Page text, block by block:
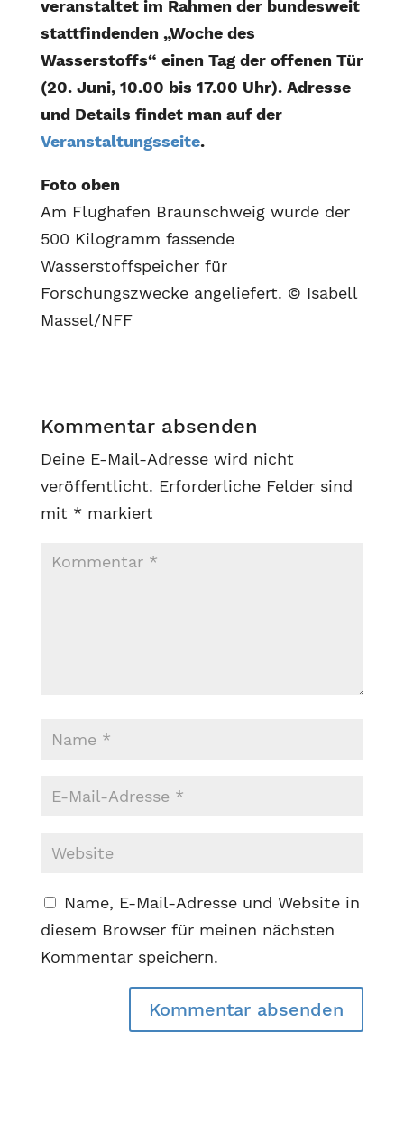
veranstaltet im Rahmen der bundesweit
stattfindenden „Woche des
Wasserstoffs“ einen Tag der offenen Tür
(20. Juni, 10.00 bis 17.00 Uhr). Adresse
und Details findet man auf der
Veranstaltungsseite.
Foto oben
Am Flughafen Braunschweig wurde der
500 Kilogramm fassende
Wasserstoffspeicher für
Forschungszwecke angeliefert. © Isabell
Massel/NFF
Kommentar absenden
Deine E-Mail-Adresse wird nicht
veröffentlicht. Erforderliche Felder sind
mit * markiert
Name, E-Mail-Adresse und Website in
diesem Browser für meinen nächsten
Kommentar speichern.